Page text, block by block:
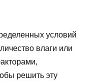
условий
влаги или
решить эту